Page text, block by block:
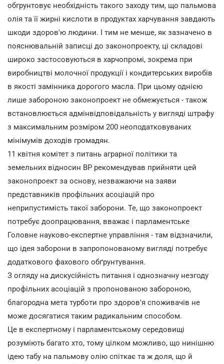
обгрунтовує необхідність такого заходу тим, що пальмова
олія та її жирні кислоти в продуктах харчування завдають
шкоди здоров'ю людини. І тим не менше, як зазначено в
пояснювальній записці до законопроекту, ці складові
широко застосовуються в харчопромі, зокрема при
виробництві молочної продукції і кондитерських виробів
в якості замінника дорогого масла. При цьому однією
лише забороною законопроект не обмежується - також
встановлюється адмінвідповідальність у вигляді штрафу
з максимальним розміром 200 неоподатковуваних
мінімумів доходів громадян.
11 квітня комітет з питань аграрної політики та
земельних відносин ВР рекомендував прийняти цей
законопроект за основу, незважаючи на заяви
представників профільних асоціацій про
неприпустимість такої заборони. Те, що законопроект
потребує доопрацювання, вважає і парламентське
Головне науково-експертне управління - там відзначили,
що ідея заборони в запропонованому вигляді потребує
додаткового фахового обґрунтування.
З огляду на дискусійність питання і однозначну незгоду
профільних асоціацій з пропонованою забороною,
благородна мета турботи про здоров'я споживачів не
може досягатися таким радикальним способом.
Це в експертному і парламентському середовищі
розуміють багато хто, тому цілком можливо, що нинішню
ідею табу на пальмову олію спіткає та ж доля, що й